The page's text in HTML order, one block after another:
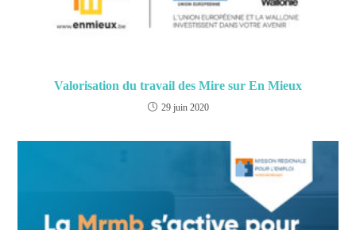
Valorisation du travail des Mire sur En Mieux
29 juin 2020